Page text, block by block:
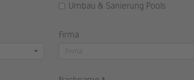
Umbau & Sanierung Pools
Firma